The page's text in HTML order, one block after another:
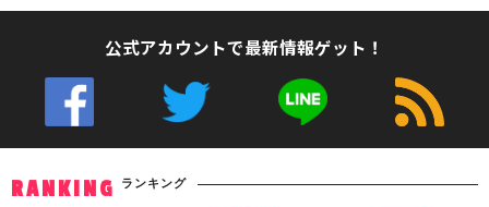
公式アカウントで最新情報ゲット！
RANKING ランキング